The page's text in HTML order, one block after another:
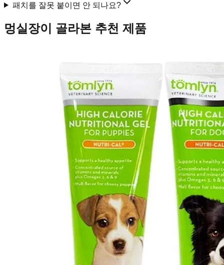
패치를 잘못 붙이면 안 되나요?
멍실장이 골라본 추천 제품